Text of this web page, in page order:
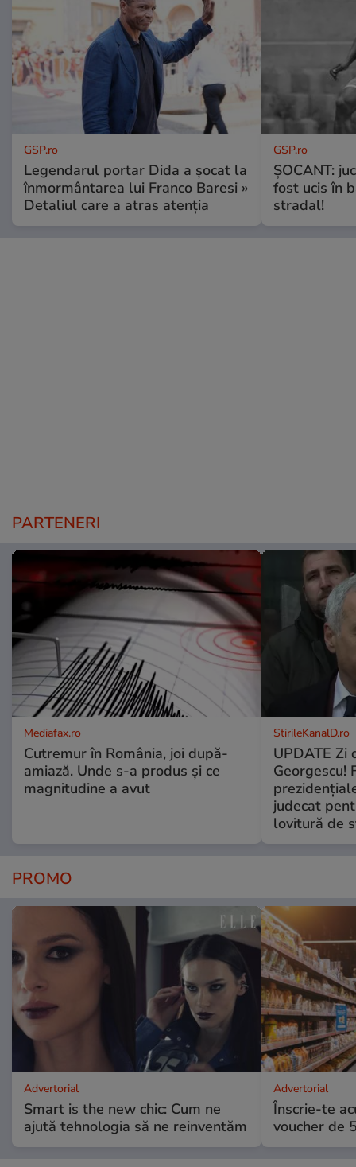
GSP.ro
Legendarul portar Dida a șocat la
înmormântarea lui Franco Baresi »
Detaliul care a atras atenția
GSP.ro
ȘOCANT:
fost ucis în
stradal!
PARTENERI
Mediafax.ro
Cutremur în România, joi după-
amiază. Unde s-a produs și ce
magnitudine a avut
StirileKanalD.ro
UPDATE Zi
Georgescu!
judecat
lovitură de
PROMO
Advertorial
Smart is the new chic: Cum ne
ajută tehnologia să ne reinventăm
Advertorial
Înscrie-te
voucher de